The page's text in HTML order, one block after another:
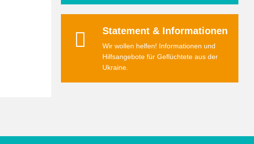
Statement & Informationen
Wir wollen helfen! Informationen und
Hilfsangebote für Geflüchtete aus der
Ukraine.